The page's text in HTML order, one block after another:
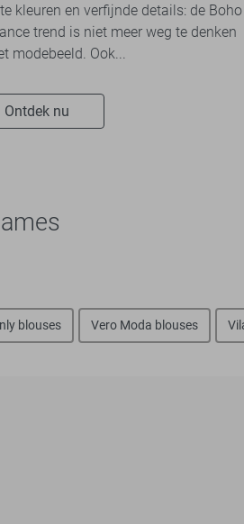
kleuren en verfijnde details: de Boho
trend is niet meer weg te denken
modebeeld. Ook...
Ontdek nu
blouses Vero Moda blouses